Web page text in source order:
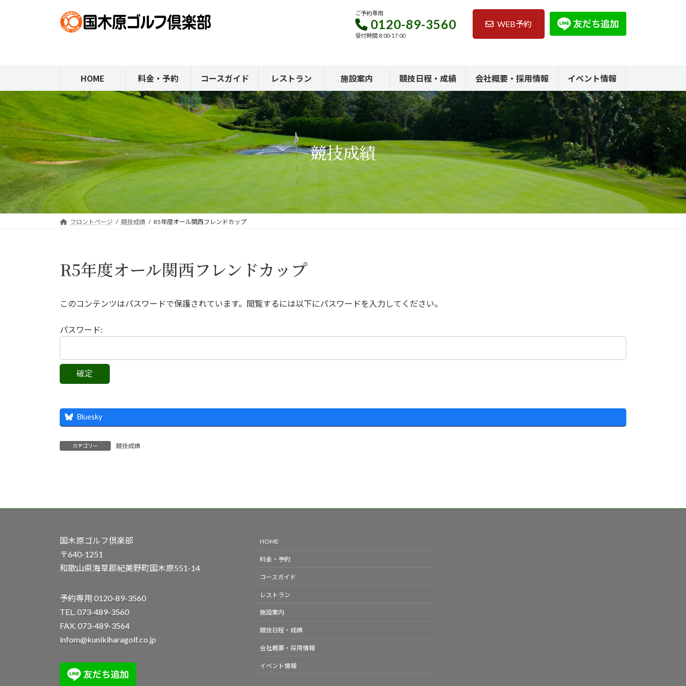
キ
ッ
プ
に
移
動
ご予約専用
0120-89-3560
受付時間 8:00-17:00
WEB予約
HOME 料金・予約 コースガイド レストラン 施設案内 競技日程・成績 会社概要・採用情報 イベント情報
競技成績
フロントページ 競技成績 R5年度オール関西フレンドカップ
R5年度オール関西フレンドカップ
このコンテンツはパスワードで保護されています。閲覧するには以下にパスワードを入力してください。
パスワード:
Bluesky
カテゴリー 競技成績
国木原ゴルフ倶楽部
〒640-1251
和歌山県海草郡紀美野町国木原551-14
予約専用 0120-89-3560
TEL. 073-489-3560
FAX. 073-489-3564
infom@kunikiharagolf.co.jp
HOME
料金・予約
コースガイド
レストラン
施設案内
競技日程・成績
会社概要・採用情報
イベント情報